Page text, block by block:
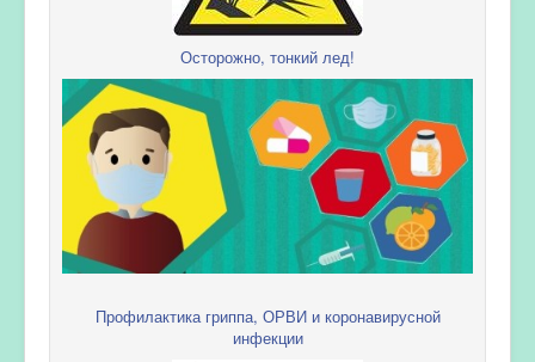
Осторожно, тонкий лед!
Профилактика гриппа, ОРВИ и коронавирусной
инфекции